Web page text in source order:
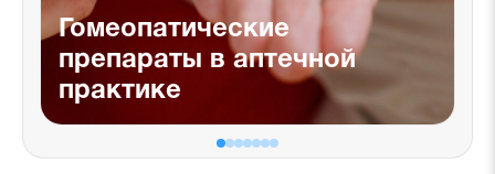
Гомеопатические
препараты в аптечной
практике